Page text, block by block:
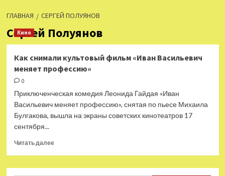
ГЛАВНАЯ СЕРГЕЙ ПОЛУЯНОВ
Сергей Полуянов
Кино
Как снимали культовый фильм «Иван Васильевич
меняет профессию»
0
Приключенческая комедия Леонида Гайдая «Иван
Васильевич меняет профессию», снятая по пьесе Михаила
Булгакова, вышла на экраны советских кинотеатров 17
сентября...
Читать далееПрочитать
Как